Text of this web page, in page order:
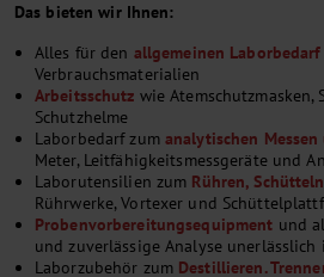
Das bieten wir Ihnen:
Alles für den allgemeinen Laborbedarf
Verbrauchsmaterialien
Arbeitsschutz wie Atemschutzmasken,
Schutzhelme
Laborbedarf zum analytischen Messen
Meter, Leitfähigkeitsmessgeräte und
Laborutensilien zum Rühren,
Rührwerke, Vortexer und
Probenvorbereitungsequipment und
und zuverlässige Analyse unerlässlich
Laborzubehör zum Destillieren.